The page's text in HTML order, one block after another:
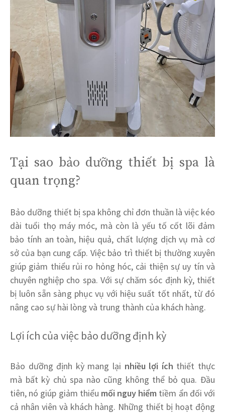
Tại sao bảo dưỡng thiết bị spa là
quan trọng?
Bảo dưỡng thiết bị spa không chỉ đơn thuần là việc kéo
dài tuổi thọ máy móc, mà còn là yếu tố cốt lõi đảm
bảo tính an toàn, hiệu quả, chất lượng dịch vụ mà cơ
sở của bạn cung cấp. Việc bảo trì thiết bị thường xuyên
giúp giảm thiểu rủi ro hỏng hóc, cải thiện sự uy tín và
chuyên nghiệp cho spa. Với sự chăm sóc định kỳ, thiết
bị luôn sẵn sàng phục vụ với hiệu suất tốt nhất, từ đó
nâng cao sự hài lòng và trung thành của khách hàng.
Lợi ích của việc bảo dưỡng định kỳ
Bảo dưỡng định kỳ mang lại nhiều lợi ích thiết thực
mà bất kỳ chủ spa nào cũng không thể bỏ qua. Đầu
tiên, nó giúp giảm thiểu mối nguy hiểm tiềm ẩn đối với
cả nhân viên và khách hàng. Những thiết bị hoạt động